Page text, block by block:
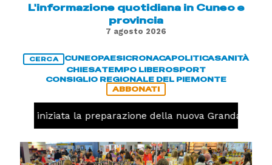
L'informazione quotidiana in Cuneo e
provincia
7 agosto 2026
CERCA CUNEOPAESICRONACAPOLITICASANITÀ
CHIESATEMPO LIBEROSPORT
CONSIGLIO REGIONALE DEL PIEMONTE
ABBONATI
iniziata la preparazione della nuova Granda Volley